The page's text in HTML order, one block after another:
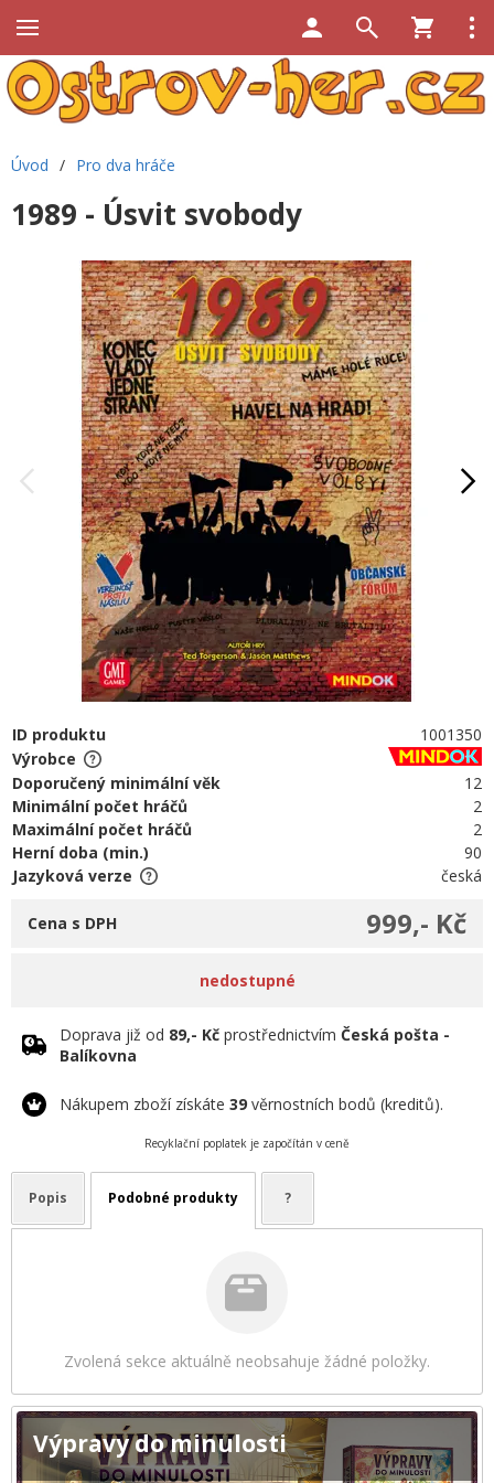
Úvod / Pro dva hráče
1989 - Úsvit svobody
ID produktu
1001350
Výrobce
Doporučený minimální věk
12
Minimální počet hráčů
2
Maximální počet hráčů
2
Herní doba (min.)
90
Jazyková verze
česká
999,- Kč
Cena s DPH
nedostupné
Doprava již od 89,- Kč prostřednictvím Česká pošta -
Balíkovna
Nákupem zboží získáte 39 věrnostních bodů (kreditů).
Recyklační poplatek je započítán v ceně
Popis Podobné produkty ?
Zvolená sekce aktuálně neobsahuje žádné položky.
Výpravy do minulosti